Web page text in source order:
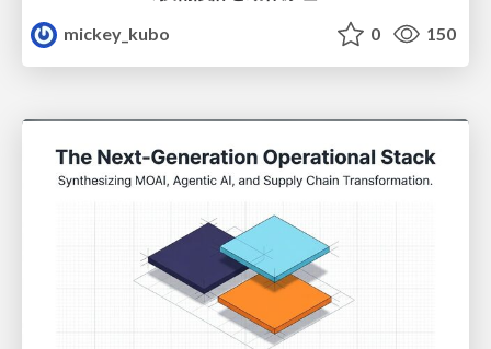
mickey_kubo
0 150